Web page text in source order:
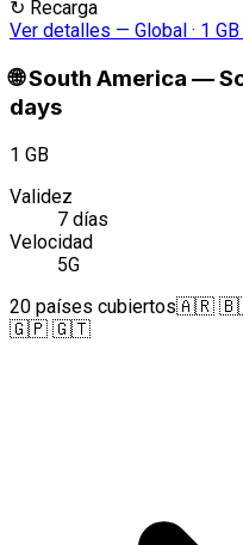
↻ Recarga
Ver detalles — Global · 1
🌐South America —
days
1 GB
Validez
7 días
Velocidad
5G
20 países cubiertos🇦🇷
🇬🇵 🇬🇹